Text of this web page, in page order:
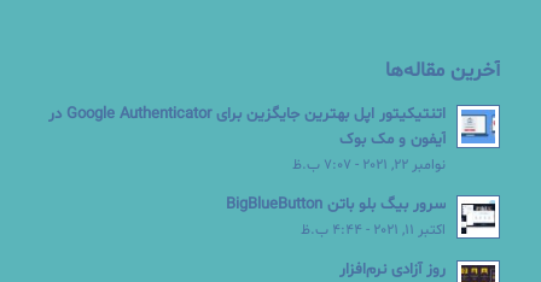
آخرین مقاله‌ها
اتنتیکیتور اپل بهترین جایگزین برای Google Authenticator در
آیفون و مک بوک
نوامبر 22, 2021 - 7:07 ب.ظ
سرور بیگ بلو باتن BigBlueButton
اکتبر 11, 2021 - 4:44 ب.ظ
روز آزادی نرم‌افزار